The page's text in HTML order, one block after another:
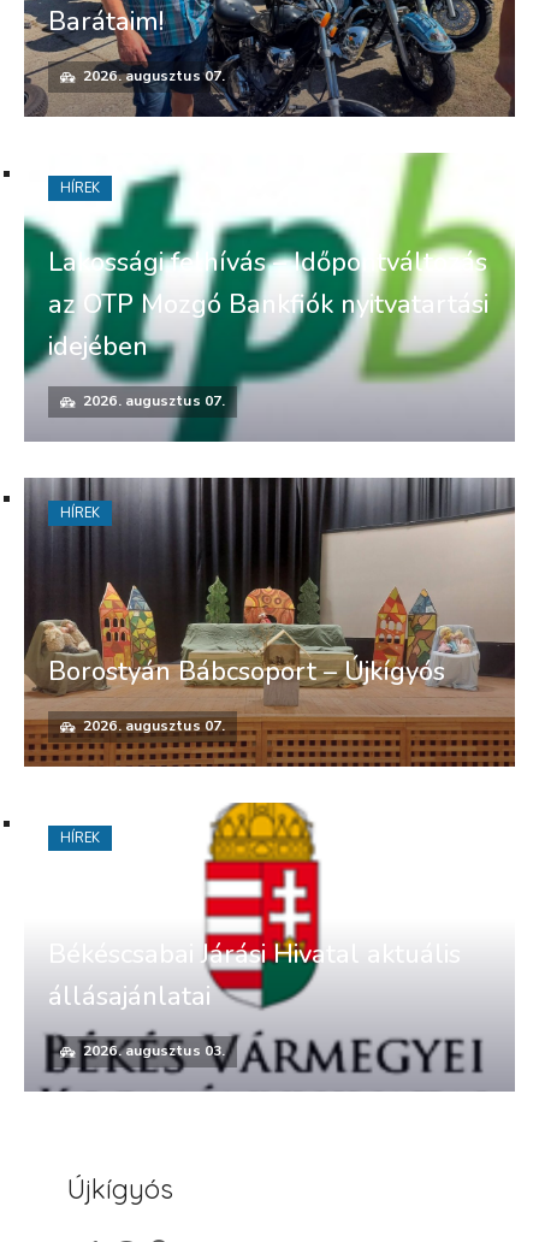
Barátaim!
2026. augusztus 07.
Lakossági felhívás – Időpontváltozás
az OTP Mozgó Bankfiók nyitvatartási
idejében
2026. augusztus 07.
HÍREK
Borostyán Bábcsoport – Újkígyós
2026. augusztus 07.
HÍREK
Békéscsabai Járási Hivatal aktuális
állásajánlatai
2026. augusztus 03.
HÍREK
Újkígyós